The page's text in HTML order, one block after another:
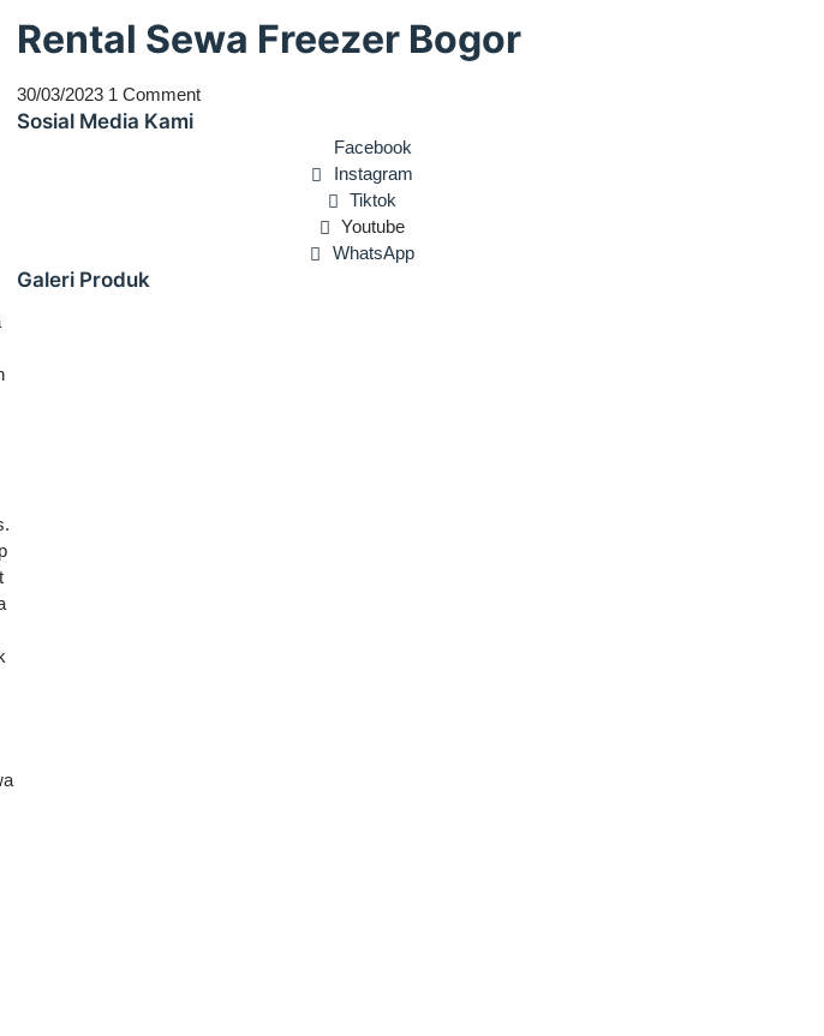
Rental Sewa Freezer Bogor
30/03/2023 1 Comment
Sosial Media Kami
Facebook
Instagram
Tiktok
Youtube
WhatsApp
Galeri Produk